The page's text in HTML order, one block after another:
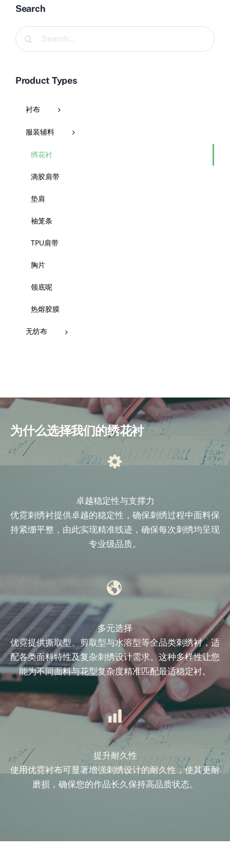
Search
Search
for:
Product Types
衬布
服装辅料
绣花衬
滴胶肩带
垫肩
袖笼条
TPU肩带
胸片
领底呢
热熔胶膜
无纺布
为什么选择我们的绣花衬
卓越稳定性与支撑力
优霓刺绣衬提供卓越的稳定性，确保刺绣过程中面料保
持紧绷平整，由此实现精准线迹，确保每次刺绣均呈现
专业级品质。
多元选择
优霓提供撕取型、剪取型与水溶型等全品类刺绣衬，适
配各类面料特性及复杂刺绣设计需求。这种多样性让您
能为不同面料与花型复杂度精准匹配最适稳定衬。
提升耐久性
使用优霓衬布可显著增强刺绣设计的耐久性，使其更耐
磨损，确保您的作品长久保持高品质状态。